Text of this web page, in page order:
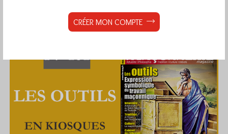
CRÉER MON COMPTE